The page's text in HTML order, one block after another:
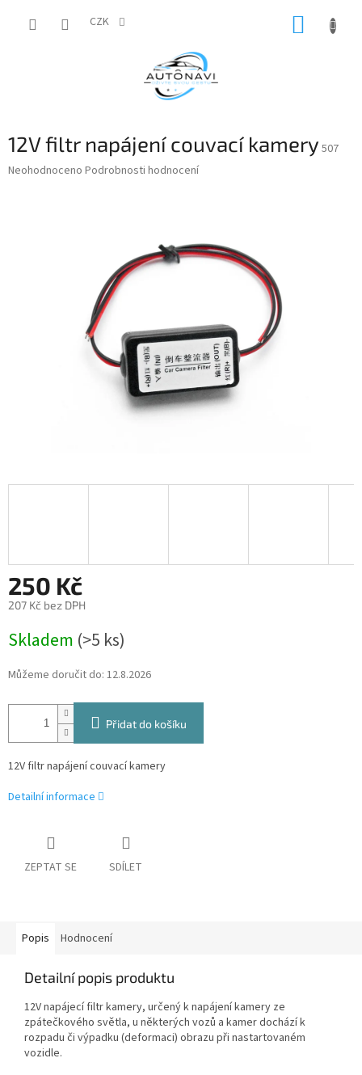
CZK
12V filtr napájení couvací kamery 507
Průměrné
Neohodnoceno Podrobnosti hodnocení
250 Kč
207 Kč bez DPH
cena:
Skladem (>5 ks)
Můžeme doručit do: 12.8.2026
Přidat do košíku
12V filtr napájení couvací kamery
Detailní informace
ZEPTAT SE SDÍLET
Popis Hodnocení
Detailní popis produktu
12V napájecí filtr kamery, určený k napájení kamery ze
zpátečkového světla, u některých vozů a kamer dochází k
rozpadu či výpadku (deformaci) obrazu při nastartovaném
vozidle.